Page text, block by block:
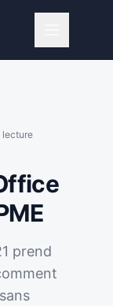
lecture
prend